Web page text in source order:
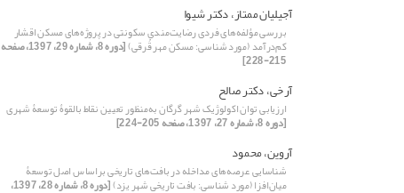
آجیلیان ممتاز، دکتر شیوا
بررسی ‌مؤلفه‌های فردی رضایت‌مندی سکونتی در پروژه‌‌‌های مسکن اقشار
کم‌درآمد (مورد شناسی: مسکن مهر قُرقی) [دوره 8، شماره 29، 1397، صفحه
215-228]
آرخی، دکتر صالح
ارزیابی توان اکولوژیک شهر گرگان به‌منظور تعیین نقاط بالقوۀ توسعۀ شهری
[دوره 8، شماره 27، 1397، صفحه 205-224]
آروین، محمود
شناسایی عرصه‌های مداخله در بافت‌های تاریخی براساس اصل توسعۀ
میان‌افزا (مورد شناسی: بافت تاریخی شهر یزد) [دوره 8، شماره 28، 1397،